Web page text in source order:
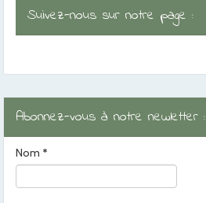
Suivez-nous sur notre page :
Abonnez-vous à notre newletter :
Nom *